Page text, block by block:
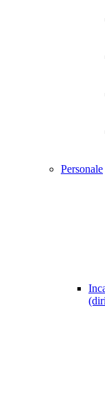
Personale